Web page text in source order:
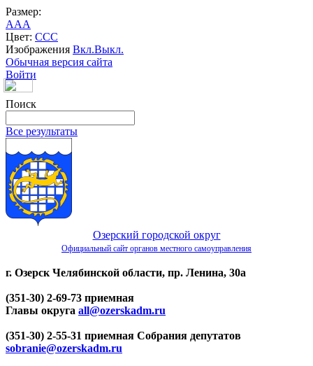
Размер:
AAA
Цвет: CCC
Изображения Вкл.Выкл.
Обычная версия сайта
Войти
Поиск
Все результаты
Озерский городской округ
Официальный сайт органов местного самоуправления
г. Озерск Челябинской области, пр. Ленина, 30а
(351-30) 2-69-73 приемная
Главы округа all@ozerskadm.ru
(351-30) 2-55-31 приемная Собрания депутатов
sobranie@ozerskadm.ru